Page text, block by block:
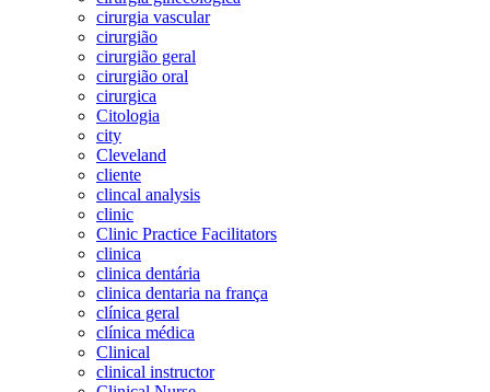
cirurgia vascular
cirurgião
cirurgião geral
cirurgião oral
cirurgica
Citologia
city
Cleveland
cliente
clincal analysis
clinic
Clinic Practice Facilitators
clinica
clinica dentária
clinica dentaria na frança
clínica geral
clínica médica
Clinical
clinical instructor